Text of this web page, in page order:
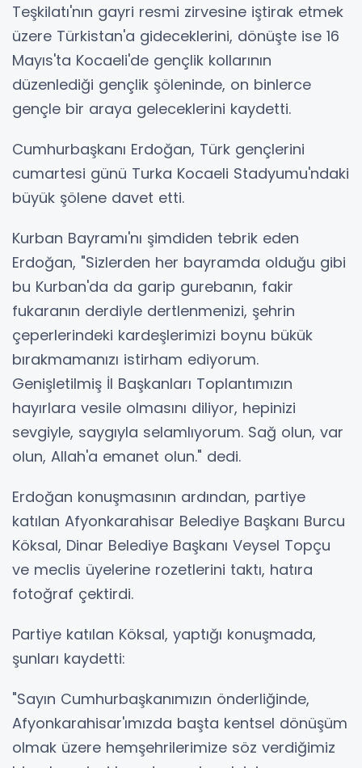
Teşkilatı'nın gayri resmi zirvesine iştirak etmek
üzere Türkistan'a gideceklerini, dönüşte ise 16
Mayıs'ta Kocaeli'de gençlik kollarının
düzenlediği gençlik şöleninde, on binlerce
gençle bir araya geleceklerini kaydetti.
Cumhurbaşkanı Erdoğan, Türk gençlerini
cumartesi günü Turka Kocaeli Stadyumu'ndaki
büyük şölene davet etti.
Kurban Bayramı'nı şimdiden tebrik eden
Erdoğan, "Sizlerden her bayramda olduğu gibi
bu Kurban'da da garip gurebanın, fakir
fukaranın derdiyle dertlenmenizi, şehrin
çeperlerindeki kardeşlerimizi boynu bükük
bırakmamanızı istirham ediyorum.
Genişletilmiş İl Başkanları Toplantımızın
hayırlara vesile olmasını diliyor, hepinizi
sevgiyle, saygıyla selamlıyorum. Sağ olun, var
olun, Allah'a emanet olun." dedi.
Erdoğan konuşmasının ardından, partiye
katılan Afyonkarahisar Belediye Başkanı Burcu
Köksal, Dinar Belediye Başkanı Veysel Topçu
ve meclis üyelerine rozetlerini taktı, hatıra
fotoğraf çektirdi.
Partiye katılan Köksal, yaptığı konuşmada,
şunları kaydetti:
"Sayın Cumhurbaşkanımızın önderliğinde,
Afyonkarahisar'ımızda başta kentsel dönüşüm
olmak üzere hemşehrilerimize söz verdiğimiz